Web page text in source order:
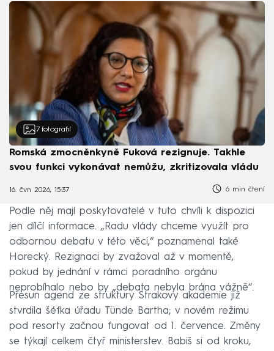
7 fotografií
Romská zmocněnkyně Fuková rezignuje. Takhle
svou funkci vykonávat nemůžu, zkritizovala vládu
16. čvn 2026, 15:37 6 min čtení
Podle něj mají poskytovatelé v tuto chvíli k dispozici
jen dílčí informace. „Radu vlády chceme využít pro
odbornou debatu v této věci,“ poznamenal také
Horecký. Rezignaci by zvažoval až v momentě,
pokud by jednání v rámci poradního orgánu
neprobíhalo nebo by „debata nebyla brána vážně“.
Přesun agend ze struktury Strakovy akademie již
stvrdila šéfka úřadu Tünde Bartha; v novém režimu
pod resorty začnou fungovat od 1. července. Změny
se týkají celkem čtyř ministerstev. Babiš si od kroku,